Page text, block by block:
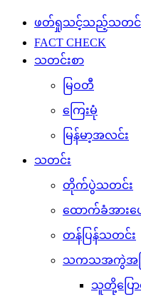
ဖတ်ရှုသင့်သည့်သတင်းမ
FACT CHECK
သတင်းစာ
မြဝတီ
ကြေးမုံ
မြန်မာ့အလင်း
သတင်း
တိုက်ပွဲသတင်း
ထောက်ခံအားပ
တန်ပြန်သတင်း
သကသအကွဲအပ
သူတို့ပြေ